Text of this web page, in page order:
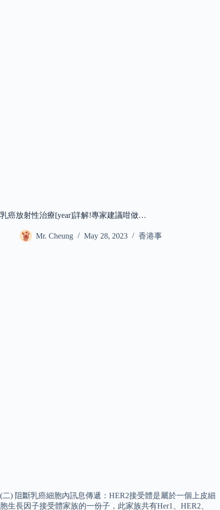
乳癌放射性治療[year]詳解!專家建議咁做…
Mr. Cheung May 28, 2023 香港事
(二) 阻斷乳癌細胞內訊息傳遞：HER2接受體是屬於一個上皮細
胞生長因子接受體家族的一份子，此家族共有Her1、HER2、